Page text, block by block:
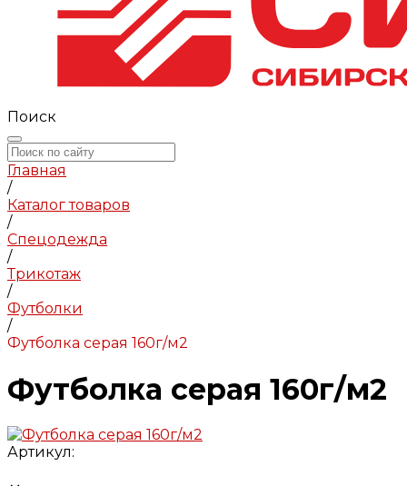
Поиск
Главная
/
Каталог товаров
/
Спецодежда
/
Трикотаж
/
Футболки
/
Футболка серая 160г/м2
Футболка серая 160г/м2
Артикул: